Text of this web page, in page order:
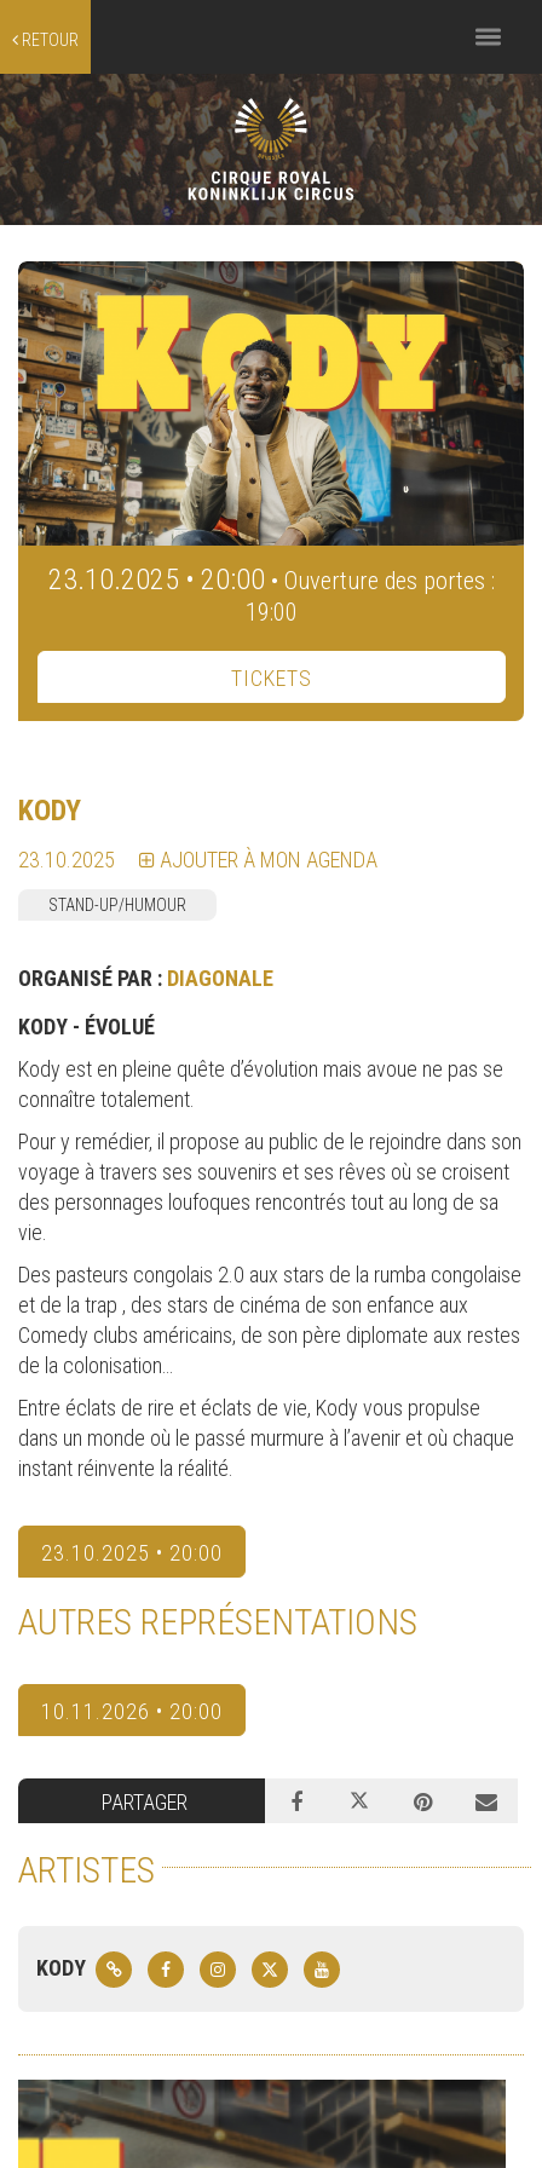
RETOUR
Toggle
navigation
23.10.2025 • 20:00 • Ouverture des portes :
19:00
TICKETS
KODY
23.10.2025 AJOUTER À MON AGENDA
STAND-UP/HUMOUR
ORGANISÉ PAR : DIAGONALE
KODY - ÉVOLUÉ
Kody est en pleine quête d’évolution mais avoue ne pas se
connaître totalement.
Pour y remédier, il propose au public de le rejoindre dans son
voyage à travers ses souvenirs et ses rêves où se croisent
des personnages loufoques rencontrés tout au long de sa
vie.
Des pasteurs congolais 2.0 aux stars de la rumba congolaise
et de la trap , des stars de cinéma de son enfance aux
Comedy clubs américains, de son père diplomate aux restes
de la colonisation…
Entre éclats de rire et éclats de vie, Kody vous propulse
dans un monde où le passé murmure à l’avenir et où chaque
instant réinvente la réalité.
23.10.2025 • 20:00
AUTRES REPRÉSENTATIONS
10.11.2026 • 20:00
PARTAGER
ARTISTES
KODY